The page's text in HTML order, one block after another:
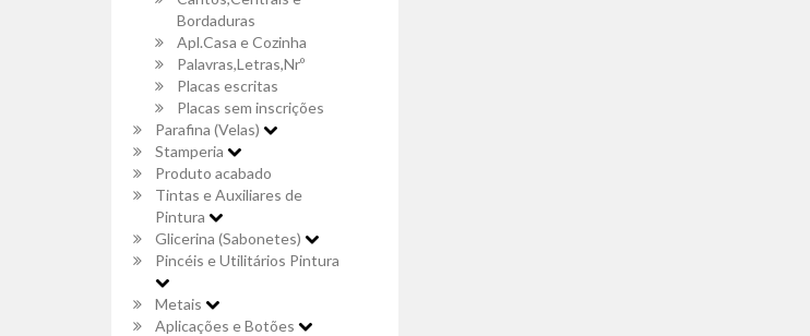
Bordaduras
Apl.Casa e Cozinha
Palavras,Letras,Nrº
Placas escritas
Placas sem inscrições
Parafina (Velas)
Stamperia
Produto acabado
Tintas e Auxiliares de
Pintura
Glicerina (Sabonetes)
Pincéis e Utilitários Pintura
Metais
Aplicações e Botões